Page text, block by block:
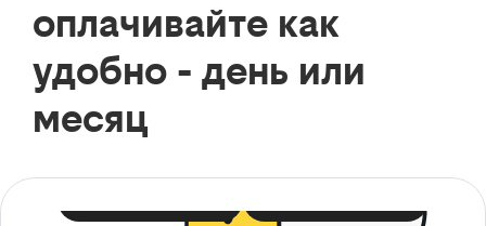
оплачивайте как
удобно - день или
месяц